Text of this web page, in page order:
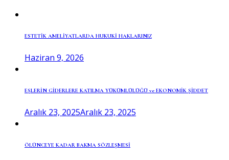
ESTETİK AMELİYATLARDA HUKUKİ HAKLARINIZ
Haziran 9, 2026
EŞLERİN GİDERLERE KATILMA YÜKÜMLÜLÜĞÜ ve EKONOMİK ŞİDDET
Aralık 23, 2025Aralık 23, 2025
ÖLÜNCEYE KADAR BAKMA SÖZLEŞMESİ